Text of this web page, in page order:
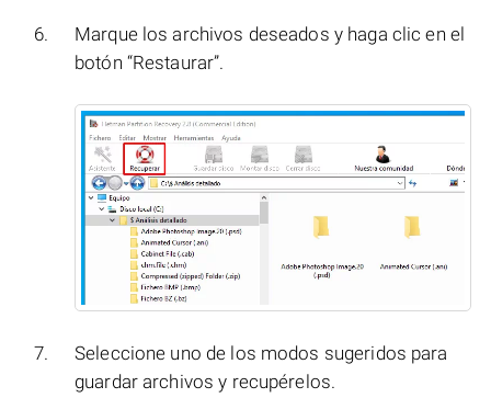
Marque los archivos deseados y haga clic en el
botón “Restaurar”.
Seleccione uno de los modos sugeridos para
guardar archivos y recupérelos.